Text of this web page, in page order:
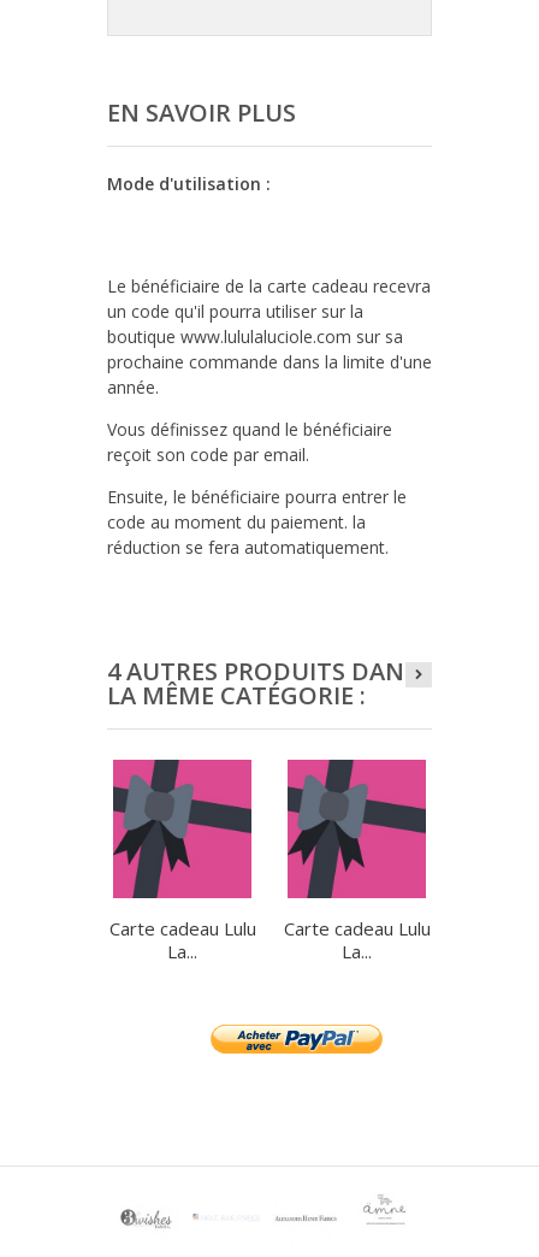
EN SAVOIR PLUS
Mode d'utilisation :
Le bénéficiaire de la carte cadeau recevra
un code qu'il pourra utiliser sur la
boutique www.lululaluciole.com sur sa
prochaine commande dans la limite d'une
année.
Vous définissez quand le bénéficiaire
reçoit son code par email.
Ensuite, le bénéficiaire pourra entrer le
code au moment du paiement. la
réduction se fera automatiquement.
4 AUTRES PRODUITS DANS
LA MÊME CATÉGORIE :
Carte cadeau Lulu
La...
Carte cadeau Lulu
La...